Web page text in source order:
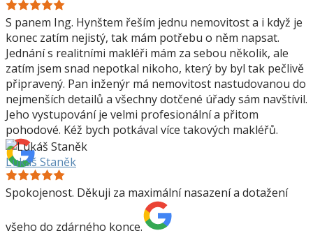
S panem Ing. Hynštem řeším jednu nemovitost a i když je
konec zatím nejistý, tak mám potřebu o něm napsat.
Jednání s realitními makléři mám za sebou několik, ale
zatím jsem snad nepotkal nikoho, který by byl tak pečlivě
připravený. Pan inženýr má nemovitost nastudovanou do
nejmenších detailů a všechny dotčené úřady sám navštívil.
Jeho vystupování je velmi profesionální a přitom
pohodové. Kéž bych potkával více takových makléřů.
Lukáš Staněk
Spokojenost. Děkuji za maximální nasazení a dotažení
všeho do zdárného konce.